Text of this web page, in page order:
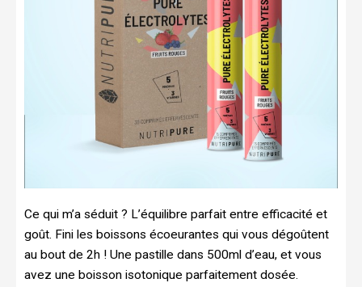
Ce qui m’a séduit ? L’équilibre parfait entre efficacité et
goût. Fini les boissons écoeurantes qui vous dégoûtent
au bout de 2h ! Une pastille dans 500ml d’eau, et vous
avez une boisson isotonique parfaitement dosée.